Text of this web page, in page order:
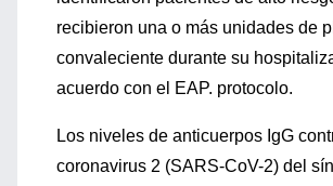
recibieron una o más unidades de
convaleciente durante su
acuerdo con el EAP. protocolo.
Los niveles de anticuerpos IgG
coronavirus 2 (SARS-CoV-2) del